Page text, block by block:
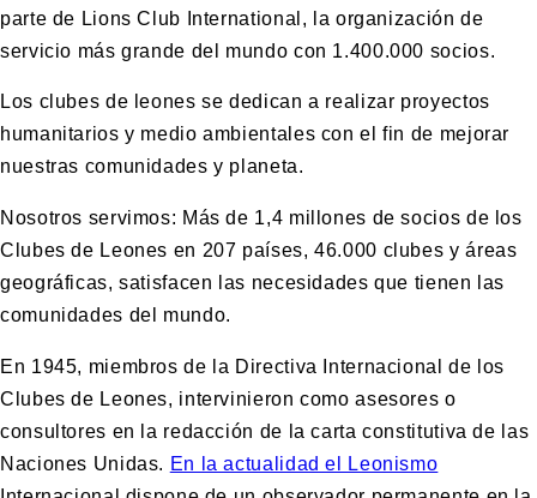
parte de Lions Club International, la organización de
servicio más grande del mundo con 1.400.000 socios.
Los clubes de leones se dedican a realizar proyectos
humanitarios y medio ambientales con el fin de mejorar
nuestras comunidades y planeta.
Nosotros servimos: Más de 1,4 millones de socios de los
Clubes de Leones en 207 países, 46.000 clubes y áreas
geográficas, satisfacen las necesidades que tienen las
comunidades del mundo.
En 1945, miembros de la Directiva Internacional de los
Clubes de Leones, intervinieron como asesores o
consultores en la redacción de la carta constitutiva de las
Naciones Unidas. En la actualidad el Leonismo